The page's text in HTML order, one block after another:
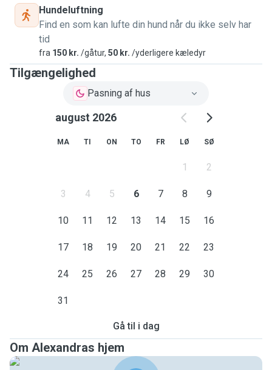
Hundeluftning
Find en som kan lufte din hund når du ikke selv har
tid
fra 150 kr. /gåtur, 50 kr. /yderligere kæledyr
Tilgængelighed
Pasning af hus
august 2026
MA TI ON TO FR LØ SØ
1 2
3 4 5 6 7 8 9
10 11 12 13 14 15 16
17 18 19 20 21 22 23
24 25 26 27 28 29 30
31
Gå til i dag
Om Alexandras hjem